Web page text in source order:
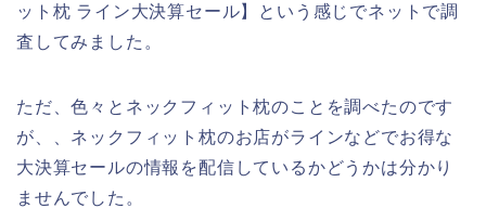
ット枕 ライン大決算セール】という感じでネットで調
査してみました。
ただ、色々とネックフィット枕のことを調べたのです
が、、ネックフィット枕のお店がラインなどでお得な
大決算セールの情報を配信しているかどうかは分かり
ませんでした。